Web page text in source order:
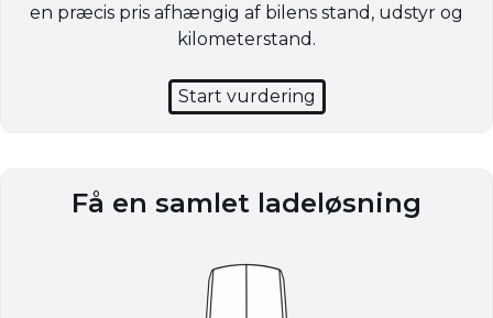
en præcis pris afhængig af bilens stand, udstyr og
kilometerstand.
Start vurdering
Få en samlet ladeløsning